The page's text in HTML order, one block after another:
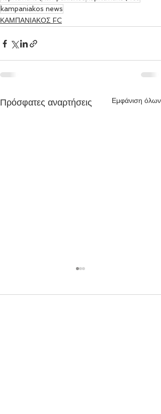
kampaniakos news
ΚΑΜΠΑΝΙΑΚΟΣ FC
Πρόσφατες αναρτήσεις Εμφάνιση όλων